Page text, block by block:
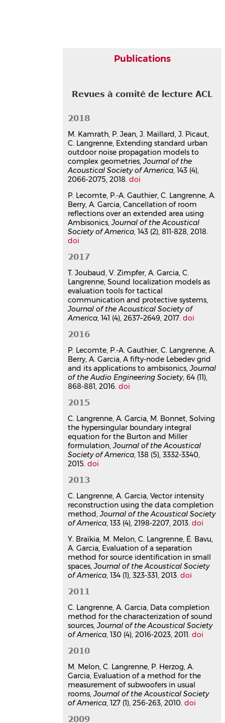
Alexandre Garcia
Sound localization models as
evaluation tools for tactical
communication and protective
systems
Thomas Joubaud,Véronique Zimpfer
Alexandre Garcia,Christophe
Langrenne
Journal of the Acoustical Society of
America, 2017, 141 (4), pp.2637-2649.
⟨10.1121/1.4979693⟩
Article dans une revue hal-
03177127v1
Applications To Ambisonics
Pierre Lecomte
Philippe-Aubert
Gauthier,Christophe Langrenne
Berry,Alexandre Garcia
Journal of the Audio Engineering
Society, 2016, 64 (11), pp.868-881.
⟨10.17743/jaes.2016.0036⟩
03177131v1
Solving the hypersingular
boundary integral equation for
the Burton and Miller
formulation
Christophe Langrenne
Garcia
America , 2015, 138 (3332-3340),
⟨10.1121/1.4935134⟩
Article dans une revue hal-
01233994v1
Evaluation of a separation
method for source identification
Yacine Braïkia,Manuel Melon,
Christophe Langrenne,Eric Bavu,
Alexandre Garcia
Journal of the Acoustical Society of
America, 2013, 134 (1),
⟨10.1121/1.4809647⟩
Article dans une revue hal-
02088176v1
Vector intensity reconstruction
using the data completion
Christophe Langrenne,Alexandre
Garcia
Journal of the Acoustical Society of
America, 2013, 133 (4), pp.2198-2207.
⟨10.1121/1.4792359⟩
Article dans une revue hal-
03177484v1
Communication dans un congrès
Synthèse ambisonique de
champs rayonnés par des
Publications
Revues à comité de lecture ACL
2018
M. Kamrath, P. Jean, J. Maillard, J. Picaut,
C. Langrenne, Extending standard urban
outdoor noise propagation models to
complex geometries,Journal of the
Acoustical Society of America, 143 (4),
2066-2075, 2018.doi
P. Lecomte, P.-A. Gauthier, C. Langrenne, A.
Berry, A. Garcia, Cancellation of room
reflections over an extended area using
Ambisonics,Journal of the Acoustical
Society of America, 143 (2), 811-828, 2018.
doi
2017
T. Joubaud, V. Zimpfer, A. Garcia, C.
Langrenne, Sound localization models as
evaluation tools for tactical
communication and protective systems,
Journal of the Acoustical Society of
America, 141 (4), 2637–2649, 2017.doi
2016
P. Lecomte, P.-A. Gauthier, C. Langrenne, A.
Berry, A. Garcia, A fifty-node Lebedev grid
and its applications to ambisonics,Journal
of the Audio Engineering Society, 64 (11),
868-881, 2016.doi
2015
C. Langrenne, A. Garcia, M. Bonnet, Solving
the hypersingular boundary integral
equation for the Burton and Miller
formulation,Journal of the Acoustical
Society of America, 138 (5), 3332-3340,
2015.doi
2013
C. Langrenne, A. Garcia, Vector intensity
reconstruction using the data completion
method,Journal of the Acoustical Society
of America, 133 (4), 2198-2207, 2013.doi
Y. Braïkia, M. Melon, C. Langrenne, É. Bavu,
A. Garcia, Evaluation of a separation
method for source identification in small
spaces,Journal of the Acoustical Society
of America, 134 (1), 323-331, 2013.doi
2011
C. Langrenne, A. Garcia, Data completion
method for the characterization of sound
sources,Journal of the Acoustical Society
of America, 130 (4), 2016-2023, 2011.doi
2010
M. Melon, C. Langrenne, P. Herzog, A.
Garcia, Evaluation of a method for the
measurement of subwoofers in usual
rooms,Journal of the Acoustical Society
of America, 127 (1), 256-263, 2010.doi
2009